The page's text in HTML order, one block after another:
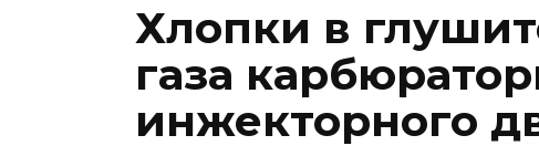
Хлопки в
газа
инжекторного